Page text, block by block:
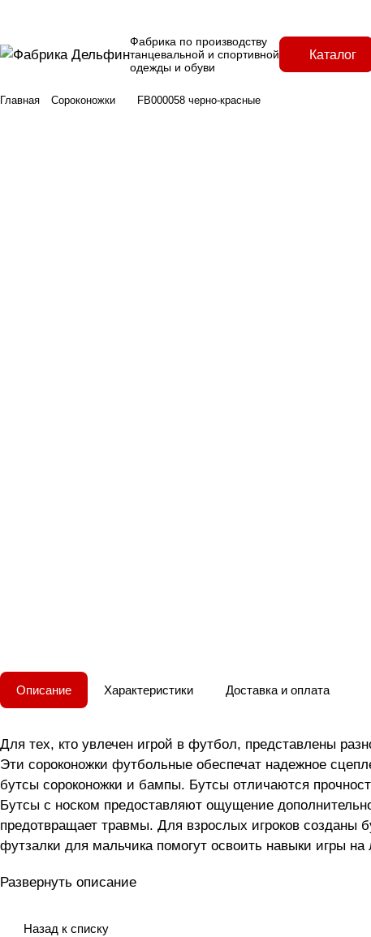
Фабрика по производству
танцевальной и спортивной
одежды и обуви
Каталог
Главная Сороконожки FB000058 черно-красные
Описание Характеристики Доставка и оплата
Для тех, кто увлечен игрой в футбол, представлены
Эти сороконожки футбольные обеспечат надежное
бутсы сороконожки и бампы. Бутсы отличаются
Бутсы с носком предоставляют ощущение
предотвращает травмы. Для взрослых игроков созданы
футзалки для мальчика помогут освоить навыки игры
спортивных площадок станут отличным выбором для
утомляемость ног во время тренировок и матчей. Они
Развернуть описание
Назад к списку